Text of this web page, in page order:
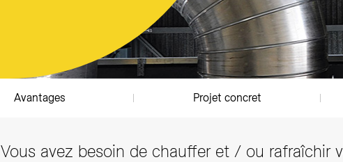
Avantages Projet concret
Vous avez besoin de chauffer et / ou rafraîchir